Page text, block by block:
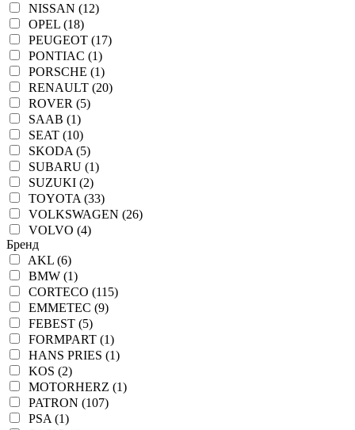
NISSAN (12)
OPEL (18)
PEUGEOT (17)
PONTIAC (1)
PORSCHE (1)
RENAULT (20)
ROVER (5)
SAAB (1)
SEAT (10)
SKODA (5)
SUBARU (1)
SUZUKI (2)
TOYOTA (33)
VOLKSWAGEN (26)
VOLVO (4)
Бренд
AKL (6)
BMW (1)
CORTECO (115)
EMMETEC (9)
FEBEST (5)
FORMPART (1)
HANS PRIES (1)
KOS (2)
MOTORHERZ (1)
PATRON (107)
PSA (1)